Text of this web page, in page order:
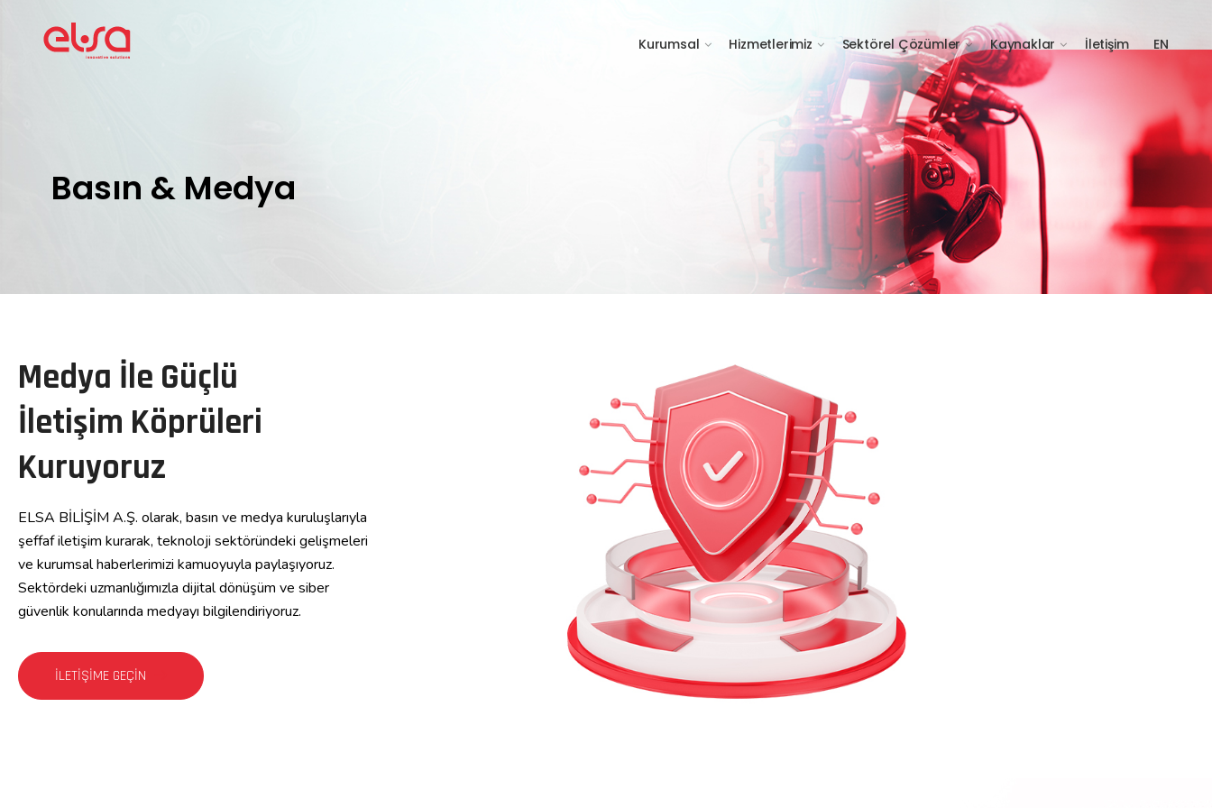
Kurumsal Hizmetlerimiz Sektörel Çözümler Kaynaklar İletişim EN
Basın & Medya
Medya İle Güçlü
İletişim Köprüleri
Kuruyoruz
ELSA BİLİŞİM A.Ş. olarak, basın ve medya kuruluşlarıyla
şeffaf iletişim kurarak, teknoloji sektöründeki gelişmeleri
ve kurumsal haberlerimizi kamuoyuyla paylaşıyoruz.
Sektördeki uzmanlığımızla dijital dönüşüm ve siber
güvenlik konularında medyayı bilgilendiriyoruz.
İLETIŞIME GEÇIN